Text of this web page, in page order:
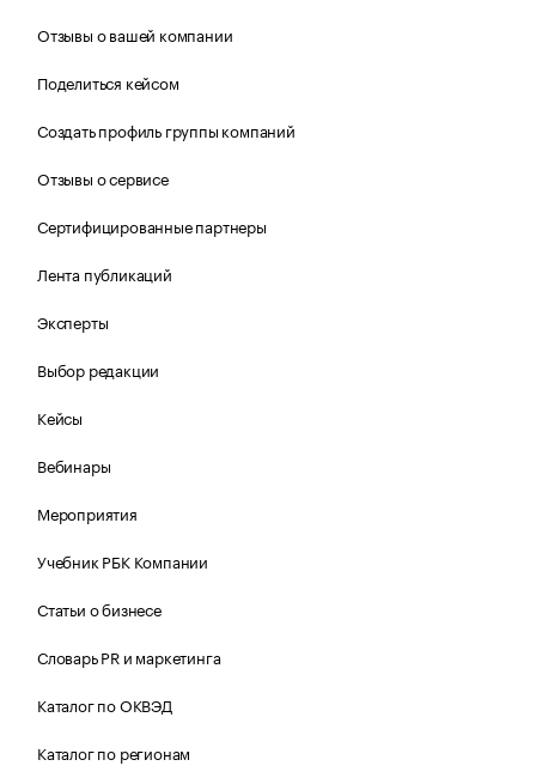
Отзывы о вашей компании
Поделиться кейсом
Создать профиль группы компаний
Отзывы о сервисе
Сертифицированные партнеры
Лента публикаций
Эксперты
Выбор редакции
Кейсы
Вебинары
Мероприятия
Учебник РБК Компании
Статьи о бизнесе
Словарь PR и маркетинга
Каталог по ОКВЭД
Каталог по регионам